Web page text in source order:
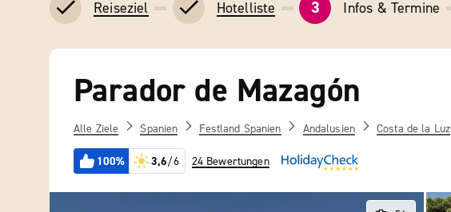
Reiseziel Hotelliste 3 Infos & Termine
Parador de Mazagón
Alle Ziele Spanien Festland Spanien Andalusien Costa de la Luz
100% 3,6/6 24 Bewertungen